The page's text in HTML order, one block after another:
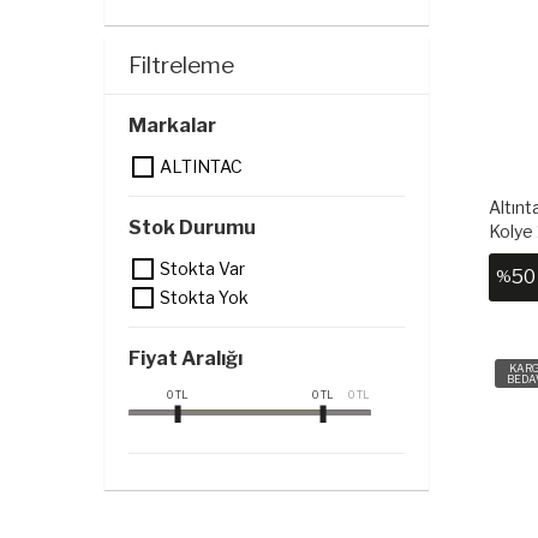
Filtreleme
Markalar
ALTINTAC
Stok Durumu
Stokta Var
Stokta Yok
Fiyat Aralığı
0TL
0TL 0TL
Kolye
%50